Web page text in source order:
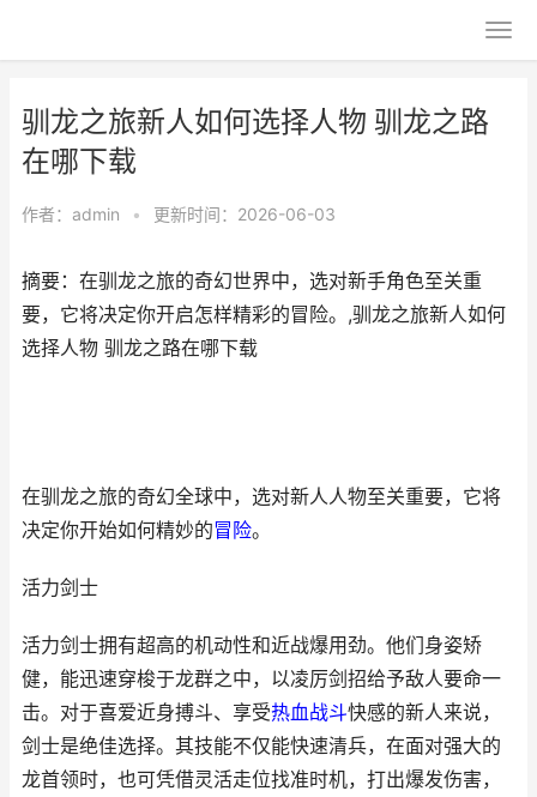
驯龙之旅新人如何选择人物 驯龙之路
在哪下载
作者： admin • 更新时间：2026-06-03
摘要：在驯龙之旅的奇幻世界中，选对新手角色至关重
要，它将决定你开启怎样精彩的冒险。,驯龙之旅新人如何
选择人物 驯龙之路在哪下载
在驯龙之旅的奇幻全球中，选对新人人物至关重要，它将
决定你开始如何精妙的冒险。
活力剑士
活力剑士拥有超高的机动性和近战爆用劲。他们身姿矫
健，能迅速穿梭于龙群之中，以凌厉剑招给予敌人要命一
击。对于喜爱近身搏斗、享受热血战斗快感的新人来说，
剑士是绝佳选择。其技能不仅能快速清兵，在面对强大的
龙首领时，也可凭借灵活走位找准时机，打出爆发伤害，